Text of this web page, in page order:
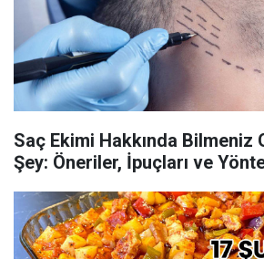
Saç Ekimi Hakkında Bilmeniz
Şey: Öneriler, İpuçları ve